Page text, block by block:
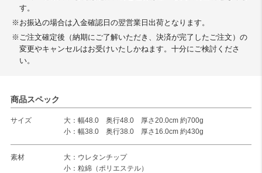
す。
※お振込の場合は入金確認日の翌営業日出荷となります。
※ご注文確定後（納期にご了解いただき、決済が完了したご注文）の
変更やキャンセルはお受けいたしかねます。十分にご検討くださ
い。
商品スペック
サイズ
大：幅48.0 奥行48.0 厚さ20.0cm 約700g
小：幅38.0 奥行38.0 厚さ16.0cm 約430g
素材
大：ウレタンチップ
小：粒綿（ポリエステル）